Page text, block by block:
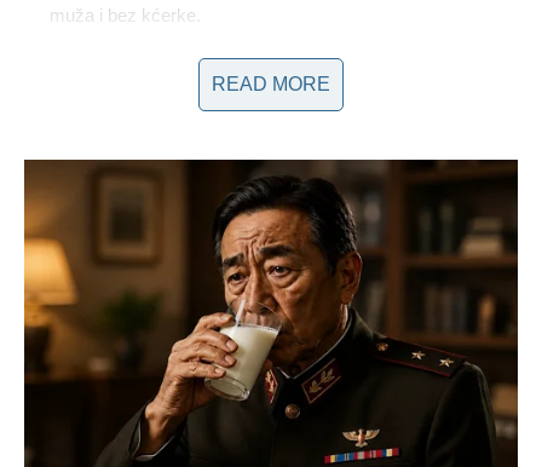
muža i bez kćerke.
READ MORE